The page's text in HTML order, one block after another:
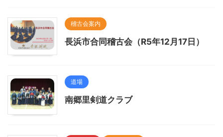
稽古会案内
長浜市合同稽古会（R5年12月17日）
道場
南郷里剣道クラブ